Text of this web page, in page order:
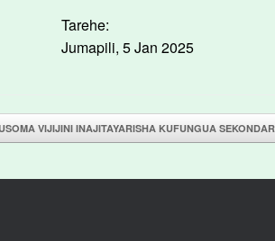
Tarehe:
Jumapili, 5 Jan 2025
VIJIJINI INAJITAYARISHA KUFUNGUA